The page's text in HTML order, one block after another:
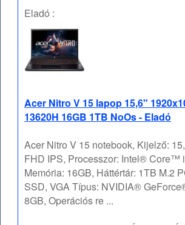
Eladó :
Acer Nitro V 15 lapop 15,6"
13620H 16GB 1TB NoOs - Eladó
Acer Nitro V 15 notebook, Kijelző:
FHD IPS, Processzor: Intel® Core™
Memória: 16GB, Háttértár: 1TB M.2
SSD, VGA Típus: NVIDIA®
8GB, Operációs re ...